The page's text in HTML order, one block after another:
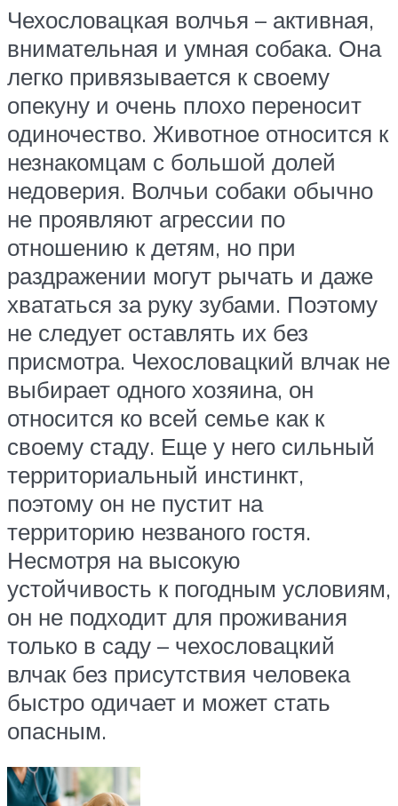
Чехословацкая волчья – активная,
внимательная и умная собака. Она
легко привязывается к своему
опекуну и очень плохо переносит
одиночество. Животное относится к
незнакомцам с большой долей
недоверия. Волчьи собаки обычно
не проявляют агрессии по
отношению к детям, но при
раздражении могут рычать и даже
хвататься за руку зубами. Поэтому
не следует оставлять их без
присмотра. Чехословацкий влчак не
выбирает одного хозяина, он
относится ко всей семье как к
своему стаду. Еще у него сильный
территориальный инстинкт,
поэтому он не пустит на
территорию незваного гостя.
Несмотря на высокую
устойчивость к погодным условиям,
он не подходит для проживания
только в саду – чехословацкий
влчак без присутствия человека
быстро одичает и может стать
опасным.